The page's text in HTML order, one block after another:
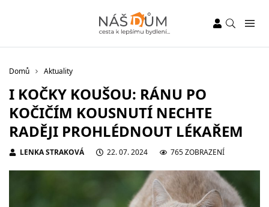
Domů Aktuality
I KOČKY KOUŠOU: RÁNU PO
KOČIČÍM KOUSNUTÍ NECHTE
RADĚJI PROHLÉDNOUT LÉKAŘEM
LENKA STRAKOVÁ 22. 07. 2024 765 ZOBRAZENÍ